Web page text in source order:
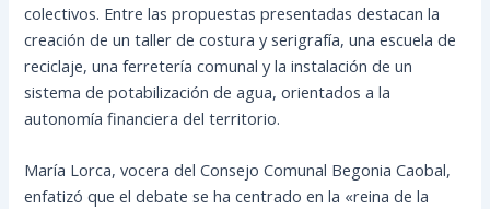
colectivos. Entre las propuestas presentadas destacan la
creación de un taller de costura y serigrafía, una escuela de
reciclaje, una ferretería comunal y la instalación de un
sistema de potabilización de agua, orientados a la
autonomía financiera del territorio.
María Lorca, vocera del Consejo Comunal Begonia Caobal,
enfatizó que el debate se ha centrado en la «reina de la